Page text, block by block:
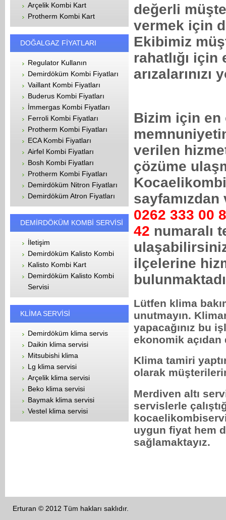
Arçelik Kombi Kart
Protherm Kombi Kart
DOĞALGAZ FİYATLARI
Regulator Kullanın
Demirdöküm Kombi Fiyatları
Vaillant Kombi Fiyatları
Buderus Kombi Fiyatları
İmmergas Kombi Fiyatları
Ferroli Kombi Fiyatları
Protherm Kombi Fiyatları
ECA Kombi Fiyatları
Airfel Kombi Fiyatları
Bosh Kombi Fiyatları
Protherm Kombi Fiyatları
Demirdöküm Nitron Fiyatları
Demirdöküm Atron Fiyatları
DEMİRDÖKÜM KOMBİ SERVİSİ
İletişim
Demirdöküm Kalisto Kombi
Kalisto Kombi Kart
Demirdöküm Kalisto Kombi
Servisi
KLİMA SERVİSİ
Demirdöküm klima servis
Daikin klima servisi
Mitsubishi klima
Lg klima servisi
Arçelik klima servisi
Beko klima servisi
Baymak klima servisi
Vestel klima servisi
değerli
vermek için
Ekibimiz
rahatlığı için
Bizim için
verilen
çözüme
sayfamızdan
0262 333 00
42 numaralı
ilçelerine
Lütfen klima
unutmayın.
yapacağınız bu
ekonomik açıdan
Klima tamiri
olarak
Merdiven altı
servislerle
uygun fiyat hem
sağlamaktayız.
Erturan © 2012 Tüm hakları saklıdır.